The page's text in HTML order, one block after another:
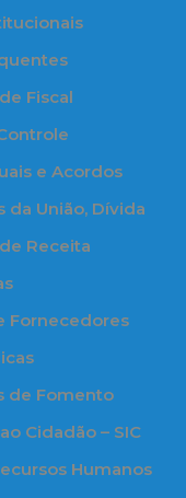
Fiscal
e Acordos
da União, Dívida
Receita
Fornecedores
de Fomento
Cidadão – SIC
Humanos